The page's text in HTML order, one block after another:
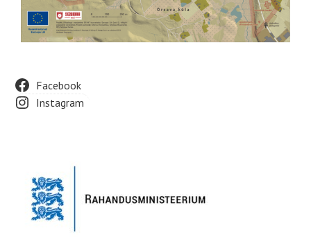
Facebook
Instagram